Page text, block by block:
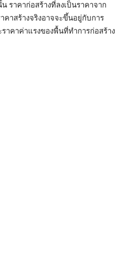
ราคาก่อสร้างที่ลงเป็นราคาจาก
คาสร้างจริงอาจจะขึ้นอยู่กับการ
ราคาค่าแรงของพื้นที่ทำการก่อสร้าง